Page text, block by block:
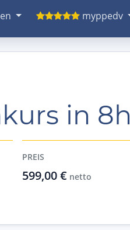
myppedv
in 8h
PREIS
599,00 € netto